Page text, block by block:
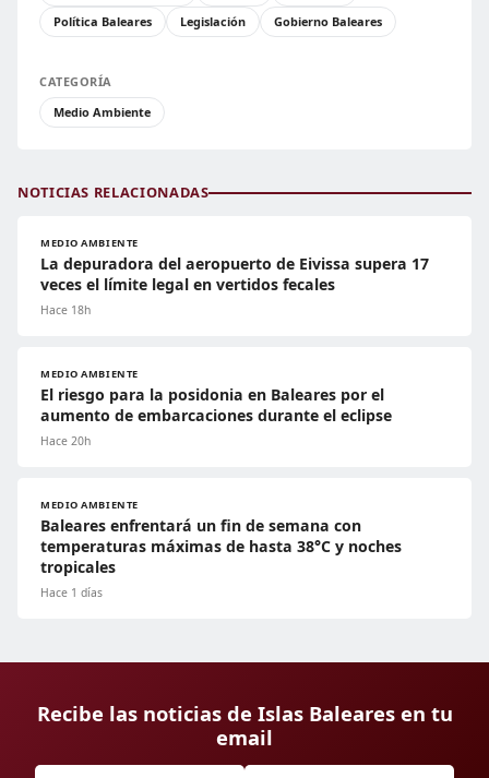
Política Baleares
Legislación Gobierno Baleares
CATEGORÍA
Medio Ambiente
NOTICIAS RELACIONADAS
MEDIO AMBIENTE
La depuradora del aeropuerto de Eivissa supera 17
veces el límite legal en vertidos fecales
Hace 18h
MEDIO AMBIENTE
El riesgo para la posidonia en Baleares por el
aumento de embarcaciones durante el eclipse
Hace 20h
MEDIO AMBIENTE
Baleares enfrentará un fin de semana con
temperaturas máximas de hasta 38°C y noches
tropicales
Hace 1 días
Recibe las noticias de Islas Baleares en tu
email